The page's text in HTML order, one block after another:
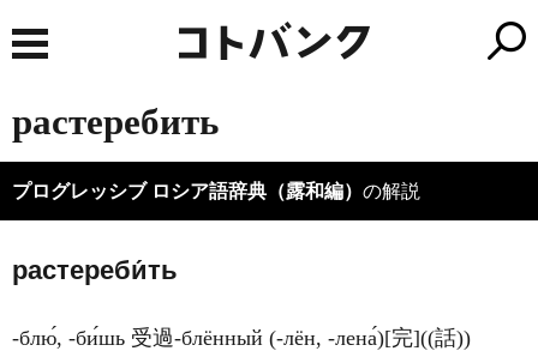
растеребить
プログレッシブ ロシア語辞典（露和編） の解説
растереби́ть
-блю́, -би́шь 受過-блённый (-лён, -лена́)[完]((話))